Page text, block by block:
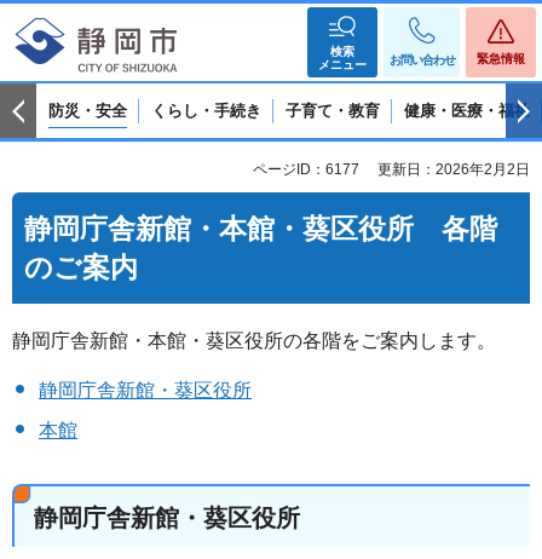
検索
メニュー
お問い合わせ 緊急情報
防災・安全 くらし・手続き 子育て・教育 健康・医療・福祉
ページID：6177 更新日：2026年2月2日
静岡庁舎新館・本館・葵区役所 各階
のご案内
静岡庁舎新館・本館・葵区役所の各階をご案内します。
静岡庁舎新館・葵区役所
本館
静岡庁舎新館・葵区役所